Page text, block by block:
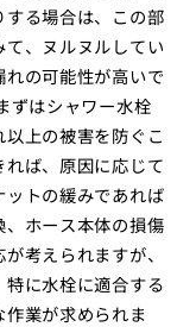
る場合は、この部
、ヌルヌルしてい
の可能性が高いで
ずはシャワー水栓
上の被害を防ぐこ
ば、原因に応じて
トの緩みであれば
ホース本体の損傷
考えられますが、
に水栓に適合する
業が求められま